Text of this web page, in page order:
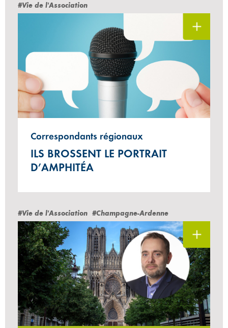
#Vie de l'Association
Correspondants régionaux
ILS BROSSENT LE PORTRAIT
D’AMPHITÉA
#Vie de l'Association #Champagne-Ardenne